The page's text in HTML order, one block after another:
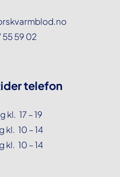
55 59 02
telefon
kl. 17 – 19
kl. 10 – 14
kl. 10 – 14